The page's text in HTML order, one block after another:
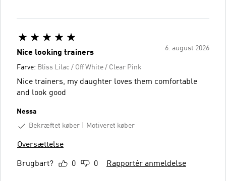
6. august 2026
Nice looking trainers
Farve: Bliss Lilac / Off White / Clear Pink
Nice trainers, my daughter loves them comfortable
and look good
Nessa
Bekræftet køber
Motiveret køber
Oversættelse
Brugbart? 0 0 Rapportér anmeldelse